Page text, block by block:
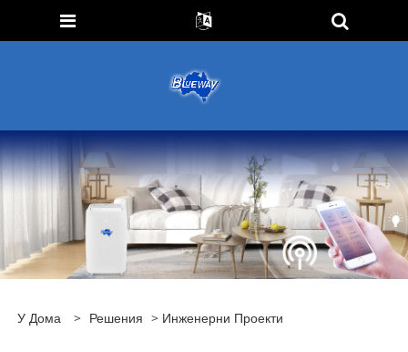
У Дома > Решения > Инженерни Проекти